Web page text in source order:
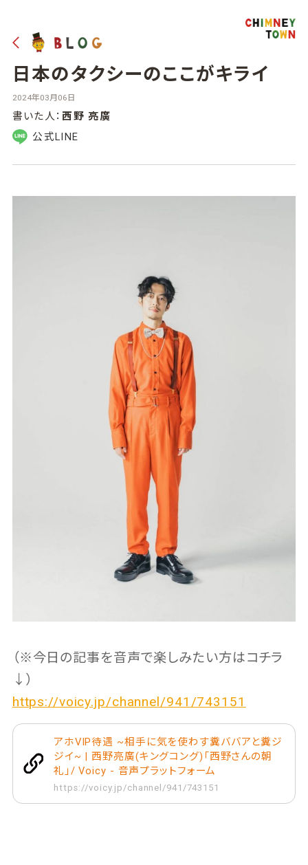
日本のタクシーのここがキライ
2024年03月06日
書いた人： 西野 亮廣
公式LINE
（※今日の記事を音声で楽しみたい方はコチラ
↓）
https://voicy.jp/channel/941/743151
アホVIP待遇 ~相手に気を使わす糞ババアと糞ジ
ジイ~ | 西野亮廣(キングコング)「西野さんの朝
礼」/ Voicy - 音声プラットフォーム
https://voicy.jp/channel/941/743151